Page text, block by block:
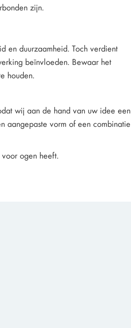
zijn.
en duurzaamheid. Toch verdient
beïnvloeden. Bewaar het
houden.
wij aan de hand van uw idee een
aangepaste vorm of een combinatie
ogen heeft.